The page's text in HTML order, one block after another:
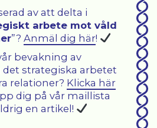
av att delta i
arbete mot våld
”? Anmäl dig här!
bevakning av
strategiska arbetet
relationer? Klicka här
dig på vår maillista
en artikel!